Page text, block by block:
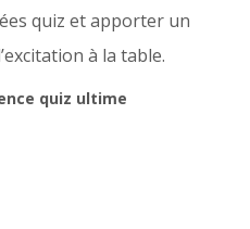
quiz et apporter un
à la table.
quiz ultime